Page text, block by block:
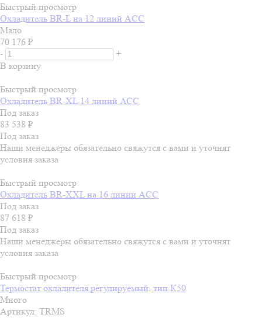
Быстрый просмотр
Охладитель BR-L на 12 линий ACC
Мало
70 176 ₽
-
+
В корзину
Быстрый просмотр
Охладитель BR-XL 14 линий АСС
Под заказ
83 538 ₽
Под заказ
Наши менеджеры обязательно свяжутся с вами и уточнят
условия заказа
Быстрый просмотр
Охладитель BR-ХХL на 16 линии ACC
Под заказ
87 618 ₽
Под заказ
Наши менеджеры обязательно свяжутся с вами и уточнят
условия заказа
Быстрый просмотр
Термостат охладителя регулируемый, тип К50
Много
Артикул: TRMS